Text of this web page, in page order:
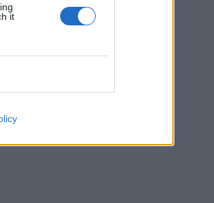
it